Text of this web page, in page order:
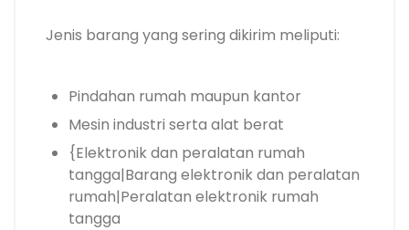
Jenis barang yang sering dikirim meliputi:
Pindahan rumah maupun kantor
Mesin industri serta alat berat
{Elektronik dan peralatan rumah
tangga|Barang elektronik dan peralatan
rumah|Peralatan elektronik rumah
tangga